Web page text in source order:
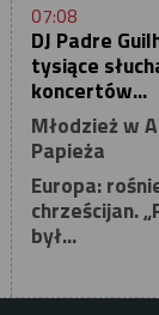
07:08
DJ Padre
tysiące
koncertów...
Młodzież w
Papieża
Europa:
chrześcijan.
był...